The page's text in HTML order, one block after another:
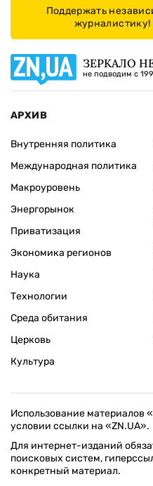
Поддержать
журналистику!
ЗЕРКАЛО
не подводим с
АРХИВ
Внутренняя политика
Международная политика
Макроуровень
Энергорынок
Приватизация
Экономика регионов
Наука
Технологии
Среда обитания
Церковь
Культура
Использование материалов
условии ссылки на «ZN.UA».
Для интернет-изданий
поисковых систем,
конкретный материал.